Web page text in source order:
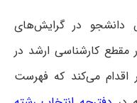
در گرایش‌های
کارشناسی ارشد در
می‌کند که فهرست